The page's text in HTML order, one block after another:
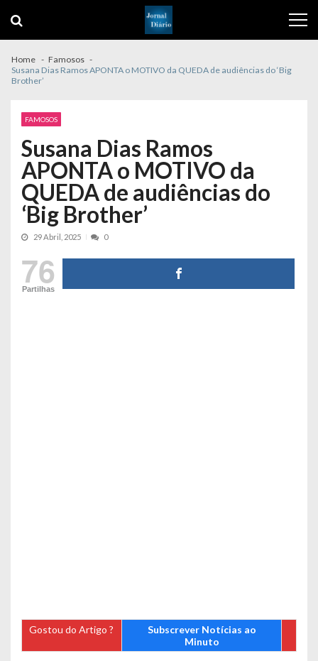
navigation
content
Home
Famosos
Susana Dias Ramos APONTA o MOTIVO da QUEDA de audiências do ‘Big
Brother’
FAMOSOS
Susana Dias Ramos
APONTA o MOTIVO da
QUEDA de audiências do
‘Big Brother’
29 Abril, 2025 0
76
Partilhas
Gostou do Artigo ?
Subscrever Notícias ao
Minuto